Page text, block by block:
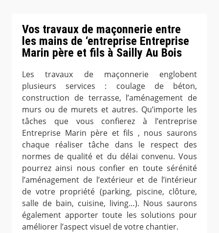
Vos travaux de maçonnerie entre
les mains de ‘entreprise Entreprise
Marin père et fils à Sailly Au Bois
Les travaux de maçonnerie englobent
plusieurs services : coulage de béton,
construction de terrasse, l’aménagement de
murs ou de murets et autres. Qu’importe les
tâches que vous confierez à l’entreprise
Entreprise Marin père et fils , nous saurons
chaque réaliser tâche dans le respect des
normes de qualité et du délai convenu. Vous
pourrez ainsi nous confier en toute sérénité
l’aménagement de l’extérieur et de l’intérieur
de votre propriété (parking, piscine, clôture,
salle de bain, cuisine, living…). Nous saurons
également apporter toute les solutions pour
améliorer l’aspect visuel de votre chantier.